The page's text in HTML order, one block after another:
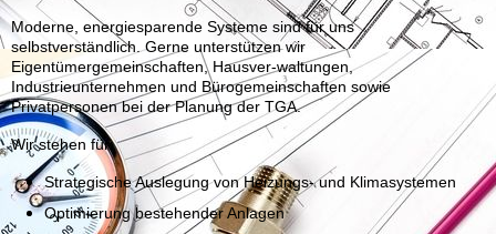
Moderne, energiesparende Systeme sind für uns
selbstverständlich. Gerne unterstützen wir
Eigentümergemeinschaften, Hausver-waltungen,
Industrieunternehmen und Bürogemeinschaften sowie
Privatpersonen bei der Planung der TGA.
Wir stehen für:
Strategische Auslegung von Heizungs- und Klimasystemen
Optimierung bestehender Anlagen